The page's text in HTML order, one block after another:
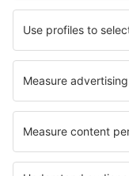
Hoteluri în La Piedad
Hoteluri în Yamaguchi
Cele mai bune
Hoteluri în Lolland-
Hoteluri în Bornholm